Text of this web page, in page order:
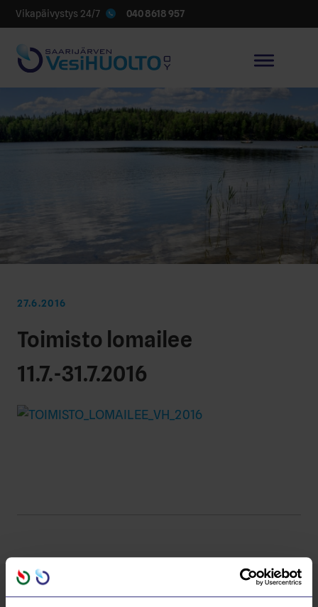
Vikapäivystys 24/7 040 8618 957
27.6.2016
Toimisto lomailee
11.7.-31.7.2016